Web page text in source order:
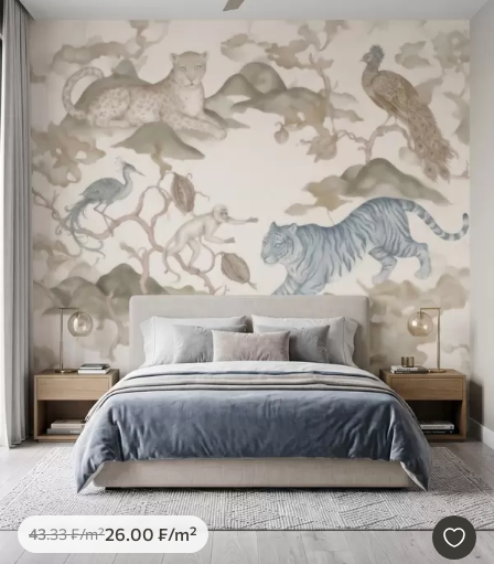
43.33₣/m²26.00 ₣/m²